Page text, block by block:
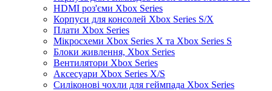
HDMI роз'єми Xbox Series
Корпуси для консолей Xbox Series S/X
Плати Xbox Series
Мікросхеми Xbox Series X та Xbox Series S
Блоки живлення, Xbox Series
Вентилятори Xbox Series
Аксесуари Xbox Series X/S
Силіконові чохли для геймпада Xbox Series